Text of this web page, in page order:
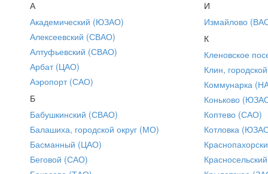
А
Академический (ЮЗАО)
Алексеевский (СВАО)
Алтуфьевский (СВАО)
Арбат (ЦАО)
Аэропорт (САО)
Б
Бабушкинский (СВАО)
Балашиха, городской округ (МО)
Басманный (ЦАО)
Беговой (САО)
И
Измайлово
К
Кленовское
Клин,
Коммунарка
Коньково
Коптево (САО)
Котловка